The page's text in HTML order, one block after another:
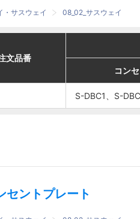
・サスウェイ 08_02_サスウェイ
埋込
S-DBC1、S-DBC1U
大角
15A
文品番
コン
S-DBC1、S-
埋込
S-DBC1、S-DBC1U
大角
15A
文品番
コン
S-DBC1、S-
セントプレート